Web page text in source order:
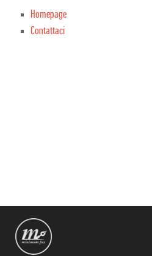
Homepage
Contattaci